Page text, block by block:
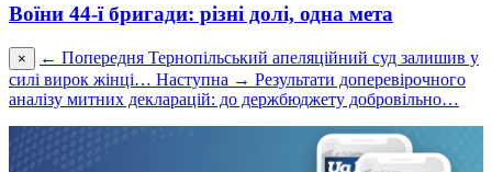
Воїни 44-ї бригади: різні долі, одна мета
× ← Попередня Тернопільський апеляційний суд залишив у
силі вирок жінці… Наступна → Результати доперевірочного
аналізу митних декларацій: до держбюджету добровільно…